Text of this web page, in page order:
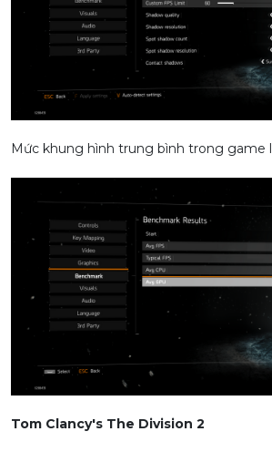
Mức khung hình trung bình trong game
Tom Clancy's The Division 2